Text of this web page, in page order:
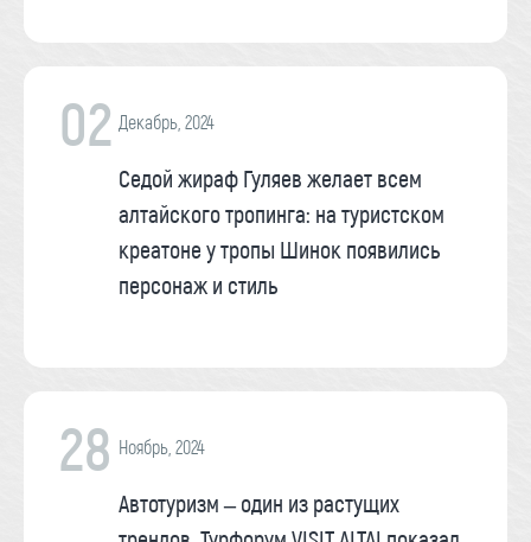
02 Декабрь, 2024
Седой жираф Гуляев желает всем
алтайского тропинга: на туристском
креатоне у тропы Шинок появились
персонаж и стиль
28 Ноябрь, 2024
Автотуризм – один из растущих